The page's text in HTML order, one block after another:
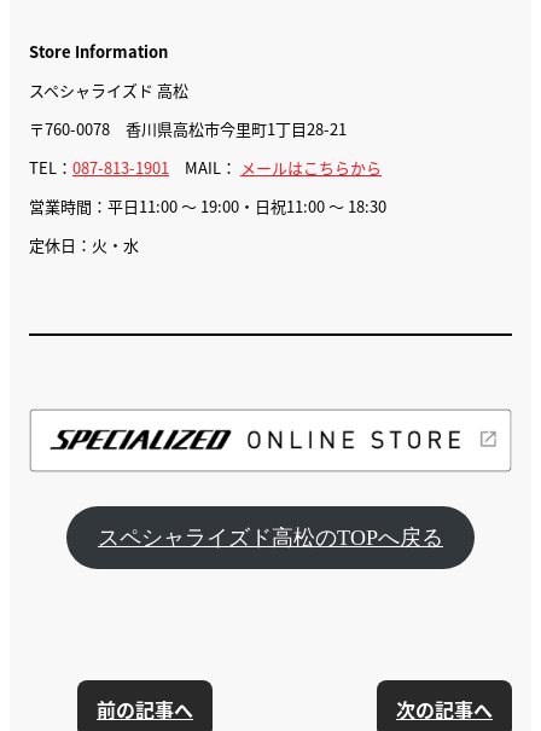
Store Information
スペシャライズド 高松
〒760-0078 香川県高松市今里町1丁目28-21
TEL： 087-813-1901 MAIL： メールはこちらから
営業時間：平日11:00 ～ 19:00・日祝11:00 ～ 18:30
定休日：火・水
スペシャライズド高松のTOPへ戻る
前の記事へ 次の記事へ